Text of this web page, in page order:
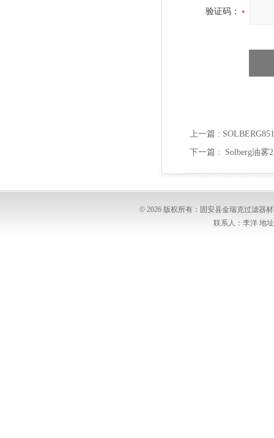
验证码：
上一篇 :
下一篇 : Solberg油雾
© 2026 版权所有：固安县金瑞克过滤器
联系人：李洋 地